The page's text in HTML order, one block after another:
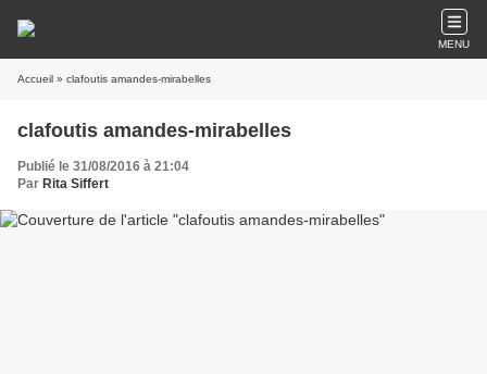
MENU
Accueil » clafoutis amandes-mirabelles
clafoutis amandes-mirabelles
Publié le 31/08/2016 à 21:04
Par Rita Siffert